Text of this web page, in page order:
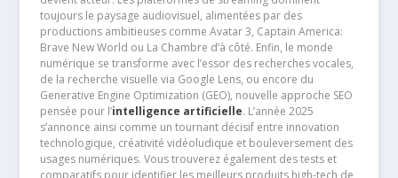
toujours le paysage audiovisuel, alimentées par des
productions ambitieuses comme Avatar 3, Captain America:
Brave New World ou La Chambre d’à côté. Enfin, le monde
numérique se transforme avec l’essor des recherches vocales,
de la recherche visuelle via Google Lens, ou encore du
Generative Engine Optimization (GEO), nouvelle approche SEO
pensée pour l’intelligence artificielle. L’année 2025
s’annonce ainsi comme un tournant décisif entre innovation
technologique, créativité vidéoludique et bouleversement des
usages numériques. Vous trouverez également des tests et